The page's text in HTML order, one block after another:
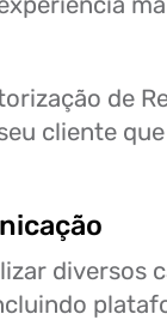
de
cliente
diversos